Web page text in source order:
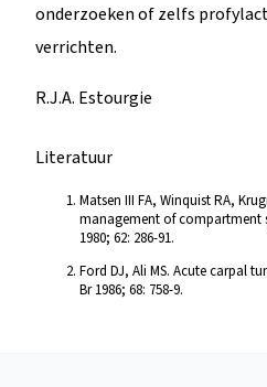
onderzoeken of zelfs
verrichten.
R.J.A. Estourgie
Literatuur
Matsen III FA, Winquist RA,
management of compartment
1980; 62: 286-91.
Ford DJ, Ali MS. Acute carpal
Br 1986; 68: 758-9.